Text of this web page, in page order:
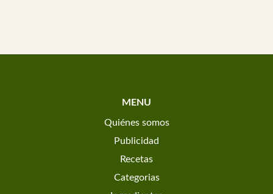
MENU
Quiénes somos
Publicidad
Recetas
Categorias